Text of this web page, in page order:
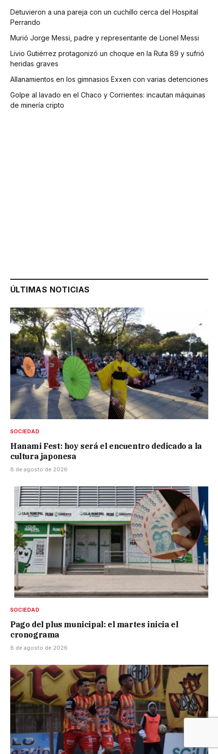
Detuvieron a una pareja con un cuchillo cerca del Hospital
Perrando
Murió Jorge Messi, padre y representante de Lionel Messi
Livio Gutiérrez protagonizó un choque en la Ruta 89 y sufrió
heridas graves
Allanamientos en los gimnasios Exxen con varias detenciones
Golpe al lavado en el Chaco y Corrientes: incautan máquinas
de minería cripto
ÚLTIMAS NOTICIAS
SOCIEDAD
Hanami Fest: hoy será el encuentro dedicado a la
cultura japonesa
8 de agosto de 2026
SOCIEDAD
Pago del plus municipal: el martes inicia el
cronograma
8 de agosto de 2026